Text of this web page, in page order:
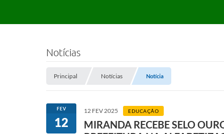
Notícias
Principal Notícias Notícia
FEV
12
12 FEV 2025 EDUCAÇÃO
MIRANDA RECEBE SELO